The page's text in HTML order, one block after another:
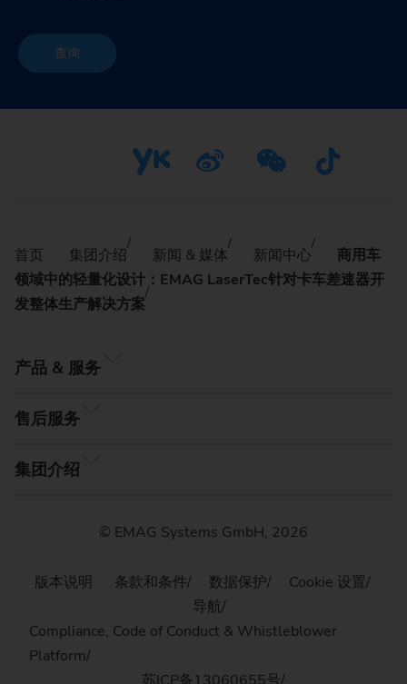
查询
首页 集团介绍 新闻 & 媒体 新闻中心
商用车
领域中的轻量化设计：EMAG LaserTec针对卡车差速器开
发整体生产解决方案
产品 & 服务
售后服务
集团介绍
© EMAG Systems GmbH, 2026
版本说明 条款和条件 数据保护
Cookie 设置
导航
Compliance, Code of Conduct & Whistleblower
Platform